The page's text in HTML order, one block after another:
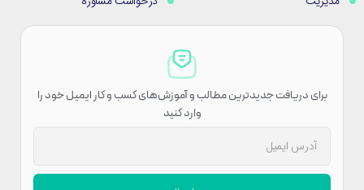
برای دریافت جدیدترین مطالب و آموزش‌های کسب و کار ایمیل خود را
وارد کنید